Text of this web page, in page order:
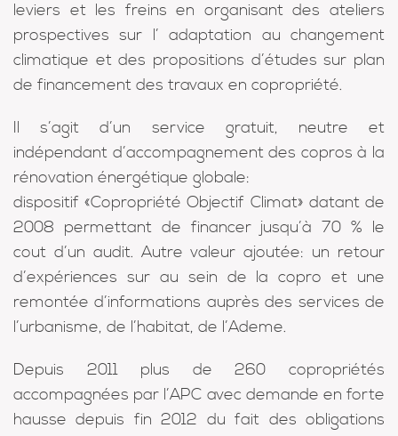
leviers et les freins en organisant des ateliers
prospectives sur l’ adaptation au changement
climatique et des propositions d’études sur plan
de financement des travaux en copropriété.
Il s’agit d’un service gratuit, neutre et
indépendant d’accompagnement des copros à la
rénovation énergétique globale:
dispositif «Copropriété Objectif Climat» datant de
2008 permettant de financer jusqu’à 70 % le
cout d’un audit. Autre valeur ajoutée: un retour
d’expériences sur au sein de la copro et une
remontée d’informations auprès des services de
l’urbanisme, de l’habitat, de l’Ademe.
Depuis 2011 plus de 260 copropriétés
accompagnées par l’APC avec demande en forte
hausse depuis fin 2012 du fait des obligations